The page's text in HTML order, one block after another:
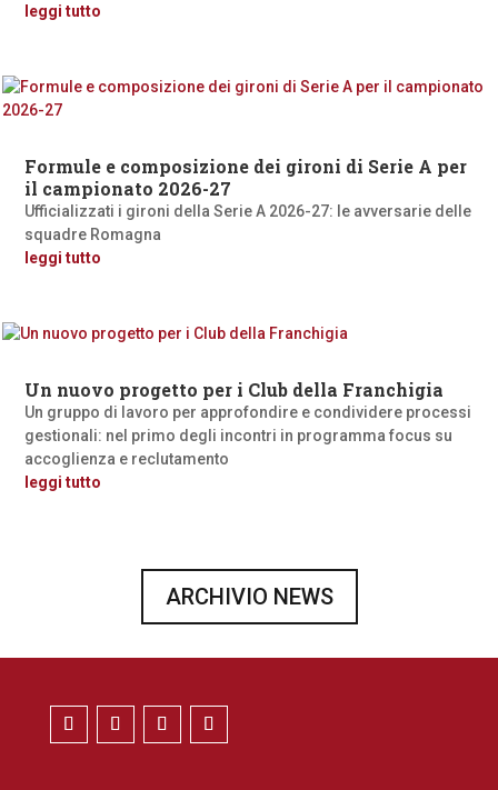
leggi tutto
Formule e composizione dei gironi di Serie A per
il campionato 2026-27
Ufficializzati i gironi della Serie A 2026-27: le avversarie delle
squadre Romagna
leggi tutto
Un nuovo progetto per i Club della Franchigia
Un gruppo di lavoro per approfondire e condividere processi
gestionali: nel primo degli incontri in programma focus su
accoglienza e reclutamento
leggi tutto
ARCHIVIO NEWS